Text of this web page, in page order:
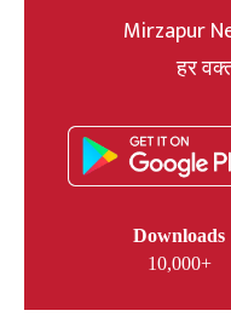
Mirzapur
हर
Downloads
10,000+